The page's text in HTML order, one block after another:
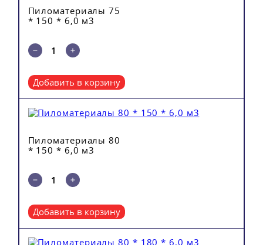
Пиломатериалы 75
* 150 * 6,0 м3
Добавить в корзину
Пиломатериалы 80
* 150 * 6,0 м3
Добавить в корзину